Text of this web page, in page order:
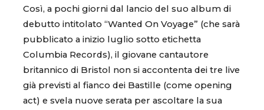
Così, a pochi giorni dal lancio del suo album di
debutto intitolato “Wanted On Voyage” (che sarà
pubblicato a inizio luglio sotto etichetta
Columbia Records), il giovane cantautore
britannico di Bristol non si accontenta dei tre live
già previsti al fianco dei Bastille (come opening
act) e svela nuove serata per ascoltare la sua